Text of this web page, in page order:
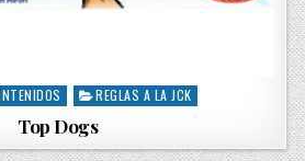
REGLAS A LA JCK
Top Dogs